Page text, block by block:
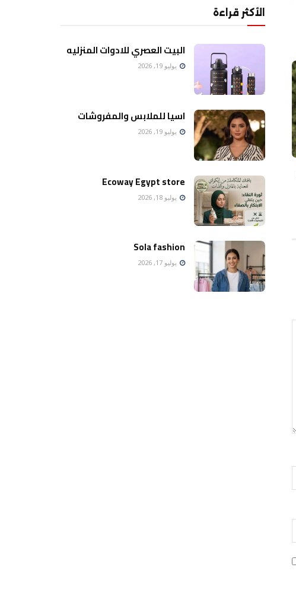
الأكثر قراءة
البيت العصري للادوات المنزليه
يوليو 19, 2026
اسيا للملابس والمفروشات
يوليو 19, 2026
Ecoway Egypt store
يوليو 18, 2026
Sola fashion
يوليو 17, 2026